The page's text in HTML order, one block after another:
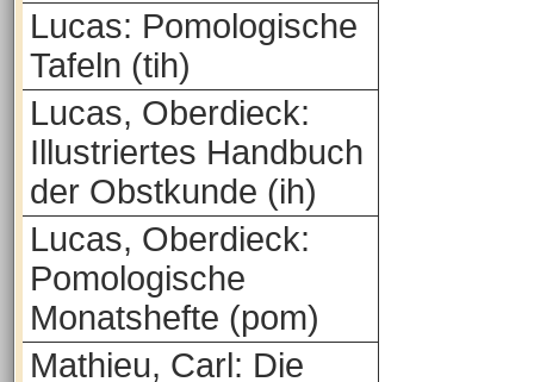
Lucas: Pomologische
Tafeln (tih)
Lucas, Oberdieck:
Illustriertes Handbuch
der Obstkunde (ih)
Lucas, Oberdieck:
Pomologische
Monatshefte (pom)
Mathieu, Carl: Die